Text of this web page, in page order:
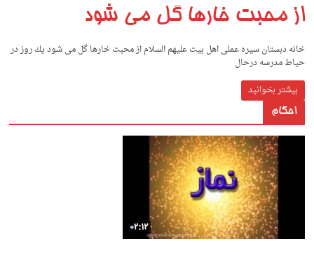
از محبت خارها گل می شود
خانه دبستان سیره عملی اهل بیت علیهم السلام از محبت خارها گل می شود ﻳﻚ روز در
ﺣﻴﺎط ﻣﺪرﺳﻪ درﺣﺎل
بیشتر بخوانید
احکام